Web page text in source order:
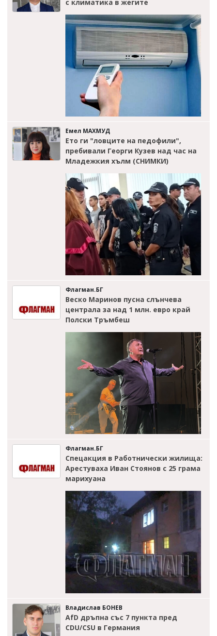
с климатика в жегите
Емел МАХМУД
Ето ги "ловците на педофили",
пребивали Георги Кузев над час на
Младежкия хълм (СНИМКИ)
Флагман.БГ
Веско Маринов пусна слънчева
централа за над 1 млн. евро край
Полски Тръмбеш
Флагман.БГ
Спецакция в Работнически жилища:
Арестуваха Иван Стоянов с 25 грама
марихуана
Владислав БОНЕВ
AfD дръпна със 7 пункта пред
CDU/CSU в Германия